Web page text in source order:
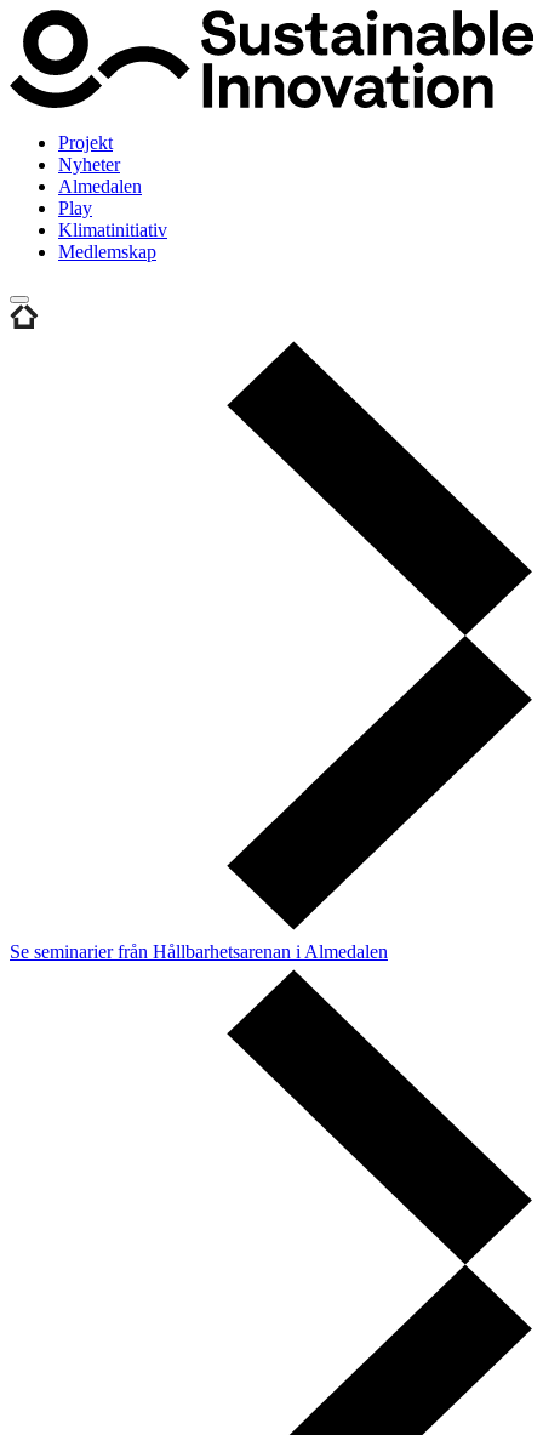
Projekt
Nyheter
Almedalen
Play
Klimatinitiativ
Medlemskap
Se seminarier från Hållbarhetsarenan i Almedalen